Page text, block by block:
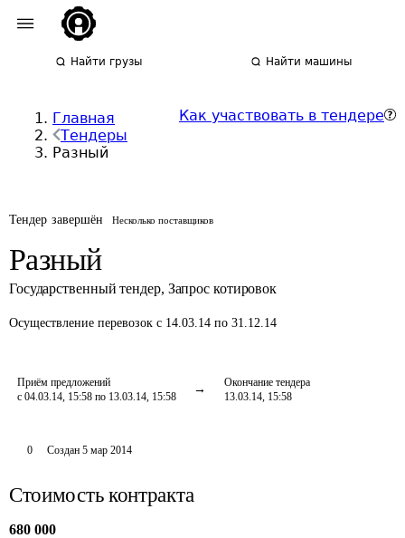
Найти грузы Найти машины
Главная
Тендеры
Разный
Как участвовать в тендере
Тендер завершён Несколько поставщиков
Разный
Государственный тендер, Запрос котировок
Осуществление перевозок с 14.03.14 по 31.12.14
Приём предложений
с 04.03.14, 15:58 по 13.03.14, 15:58
Окончание тендера
13.03.14, 15:58
0 Создан 5 мар 2014
Стоимость контракта
680 000